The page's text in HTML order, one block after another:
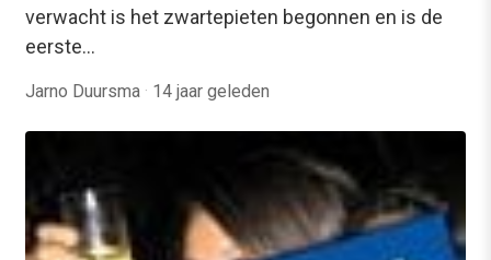
verwacht is het zwartepieten begonnen en is de
eerste…
Jarno Duursma · 14 jaar geleden